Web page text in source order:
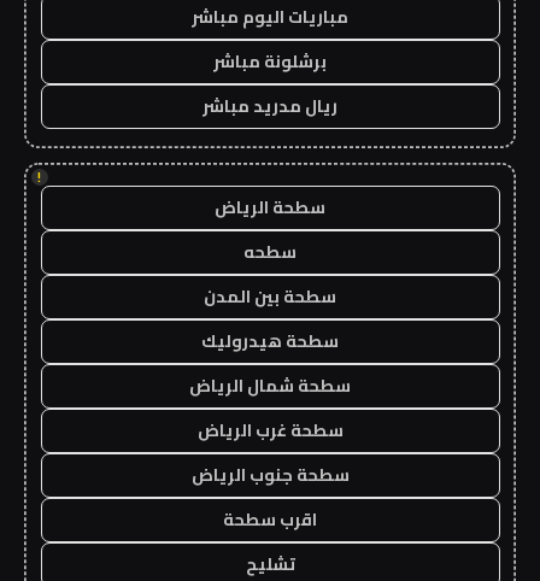
مباريات اليوم مباشر
برشلونة مباشر
ريال مدريد مباشر
!
سطحة الرياض
سطحه
سطحة بين المدن
سطحة هيدروليك
سطحة شمال الرياض
سطحة غرب الرياض
سطحة جنوب الرياض
اقرب سطحة
تشليح